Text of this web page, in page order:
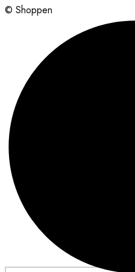
© Shoppen